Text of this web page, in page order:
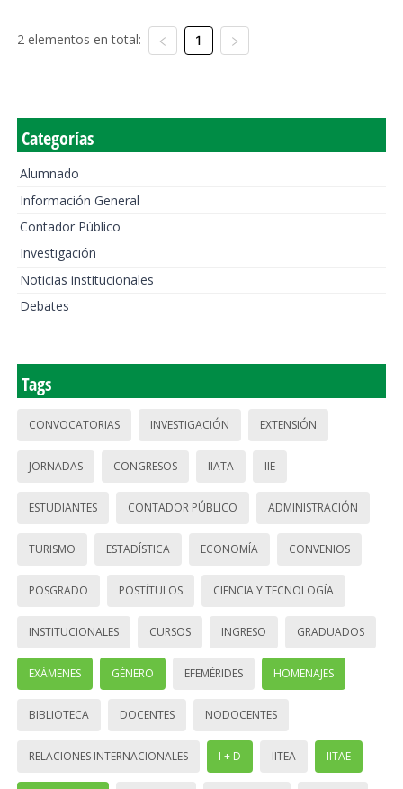
2 elementos en total: 1
Categorías
Alumnado
Información General
Contador Público
Investigación
Noticias institucionales
Debates
Tags
CONVOCATORIAS INVESTIGACIÓN EXTENSIÓN
JORNADAS CONGRESOS IIATA IIE
ESTUDIANTES CONTADOR PÚBLICO ADMINISTRACIÓN
TURISMO ESTADÍSTICA ECONOMÍA CONVENIOS
POSGRADO POSTÍTULOS CIENCIA Y TECNOLOGÍA
INSTITUCIONALES CURSOS INGRESO GRADUADOS
EXÁMENES GÉNERO EFEMÉRIDES HOMENAJES
BIBLIOTECA DOCENTES NODOCENTES
RELACIONES INTERNACIONALES I + D IITEA IITAE